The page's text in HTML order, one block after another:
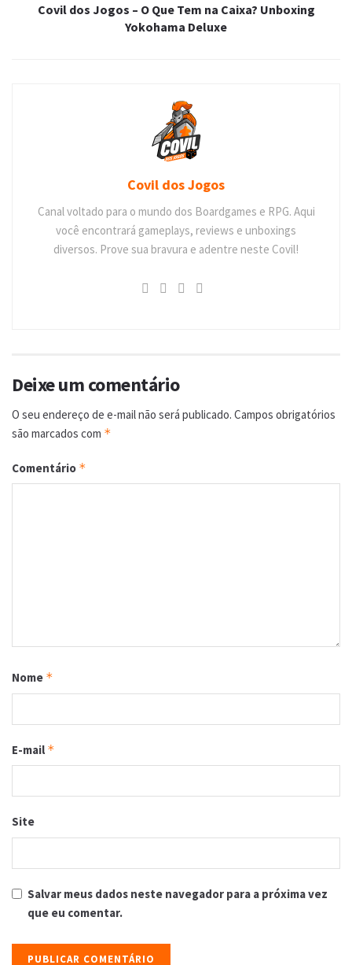
Covil dos Jogos – O Que Tem na Caixa? Unboxing
Yokohama Deluxe
Covil dos Jogos
Canal voltado para o mundo dos Boardgames e RPG. Aqui
você encontrará gameplays, reviews e unboxings
diversos. Prove sua bravura e adentre neste Covil!
Deixe um comentário
O seu endereço de e-mail não será publicado. Campos obrigatórios
são marcados com *
Comentário *
Nome *
E-mail *
Site
Salvar meus dados neste navegador para a próxima vez
que eu comentar.